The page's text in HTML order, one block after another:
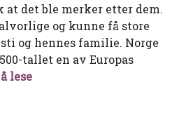
det ble merker etter dem.
og kunne få store
og hennes familie. Norge
tallet en av Europas
leseHeksa fra Bygland